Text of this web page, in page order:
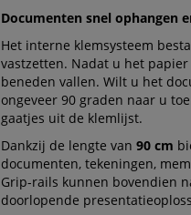
Documenten snel ophangen
Het interne klemsysteem
vastzetten. Nadat u het
beneden vallen. Wilt u het
ongeveer 90 graden naar u
gaatjes uit de klemlijst.
Dankzij de lengte van 90 cm
documenten, tekeningen,
Grip-rails kunnen bovendien
doorlopende